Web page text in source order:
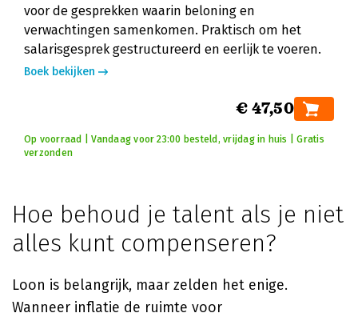
voor de gesprekken waarin beloning en
verwachtingen samenkomen. Praktisch om het
salarisgesprek gestructureerd en eerlijk te voeren.
Boek bekijken
€ 47,50
Op voorraad | Vandaag voor 23:00 besteld, vrijdag in huis | Gratis
verzonden
Hoe behoud je talent als je niet
alles kunt compenseren?
Loon is belangrijk, maar zelden het enige.
Wanneer inflatie de ruimte voor